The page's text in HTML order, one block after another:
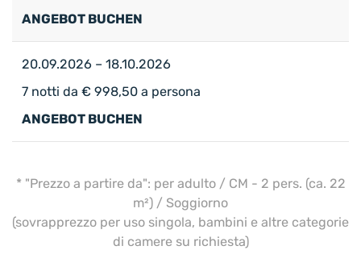
ANGEBOT BUCHEN
20.09.2026 – 18.10.2026
7 notti da € 998,50 a persona
ANGEBOT BUCHEN
* "Prezzo a partire da": per adulto / CM - 2 pers. (ca. 22
m²) / Soggiorno
(sovrapprezzo per uso singola, bambini e altre categorie
di camere su richiesta)